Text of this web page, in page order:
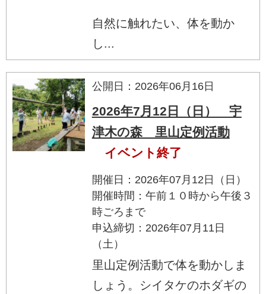
自然に触れたい、体を動か
し...
公開日：2026年06月16日
2026年7月12日（日） 宇
津木の森 里山定例活動
イベント終了
開催日：2026年07月12日（日）
開催時間：午前１０時から午後３
時ごろまで
申込締切：2026年07月11日
（土）
里山定例活動で体を動かしま
しょう。シイタケのホダギの